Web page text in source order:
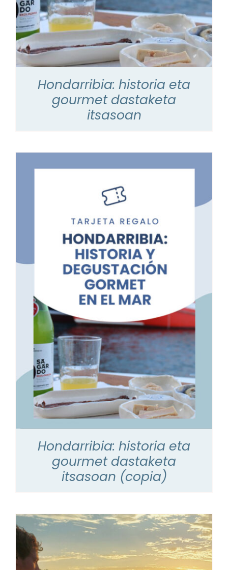
Hondarribia: historia eta
gourmet dastaketa
itsasoan
Hondarribia: historia eta
gourmet dastaketa
itsasoan (copia)